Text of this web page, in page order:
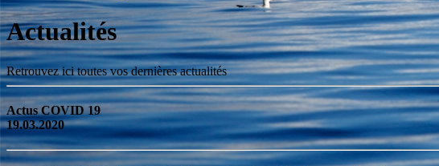
Actualités
Retrouvez ici toutes vos dernières actualités
Actus COVID 19
19.03.2020